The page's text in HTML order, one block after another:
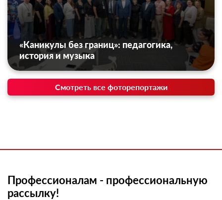
«Каникулы без границ»: педагогика,
история и музыка
Смотреть все фоторепортажи
Профессионалам - профессиональную
рассылку!